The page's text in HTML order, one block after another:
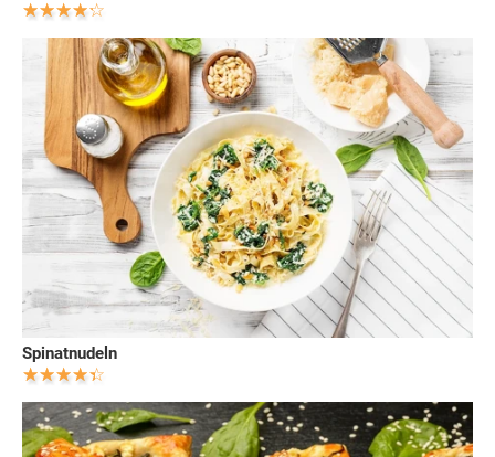
Spinatnudeln